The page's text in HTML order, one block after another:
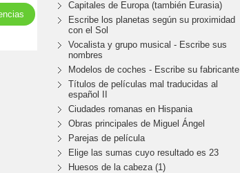
Capitales de Europa (también Eurasia)
Escribe los planetas según su proximidad
con el Sol
Vocalista y grupo musical - Escribe sus
nombres
Modelos de coches - Escribe su fabricante
Títulos de películas mal traducidas al
español II
Ciudades romanas en Hispania
Obras principales de Miguel Ángel
Parejas de película
Elige las sumas cuyo resultado es 23
Huesos de la cabeza (1)